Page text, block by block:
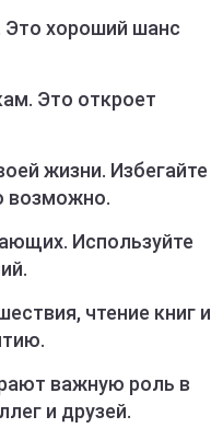
хороший шанс
Это откроет
жизни. Избегайте
возможно.
Используйте
чтение книг и
важную роль в
и друзей.